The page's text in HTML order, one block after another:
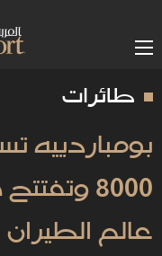
طائرات
8000
عالم